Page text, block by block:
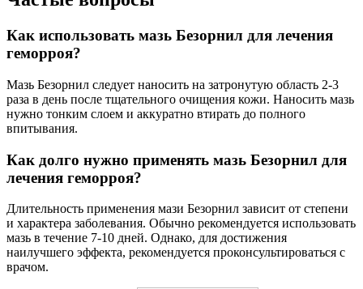
Как использовать мазь Безорнил для лечения
геморроя?
Мазь Безорнил следует наносить на затронутую область 2-3
раза в день после тщательного очищения кожи. Наносить мазь
нужно тонким слоем и аккуратно втирать до полного
впитывания.
Как долго нужно применять мазь Безорнил для
лечения геморроя?
Длительность применения мази Безорнил зависит от степени
и характера заболевания. Обычно рекомендуется использовать
мазь в течение 7-10 дней. Однако, для достижения
наилучшего эффекта, рекомендуется проконсультироваться с
врачом.